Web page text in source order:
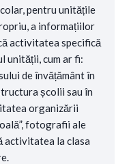
pentru unitățile
a informațiilor
activitatea specifică
unității, cum ar fi:
de învățământ în
școlii sau în
organizării
fotografii ale
activitatea la clasa